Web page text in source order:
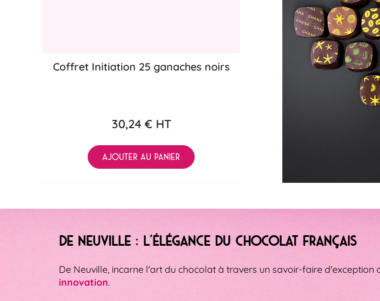
Coffret Initiation 25 ganaches noirs
30,24 €HT
AJOUTER AU PANIER
De Neuville : L'Élégance du Chocolat Français
De Neuville, incarne l'art du chocolat à travers un savoir-faire d'exception
innovation.